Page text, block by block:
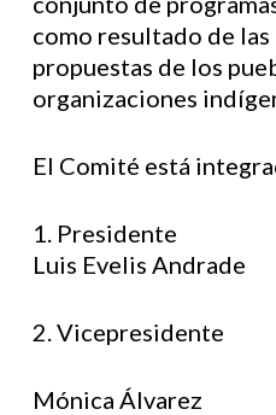
como resultado de las
propuestas de los
organizaciones
El Comité está
1. Presidente
Luis Evelis Andrade
2. Vicepresidente
Mónica Álvarez